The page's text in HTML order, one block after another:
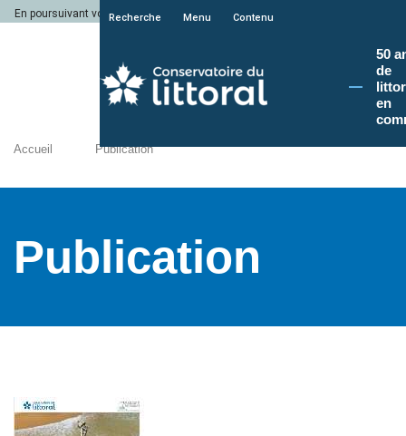
En poursuivant votre navigation sur le site du Conservatoire du littoral, vous
Recherche Menu Contenu
50
de
en
Accueil Publication
Publication